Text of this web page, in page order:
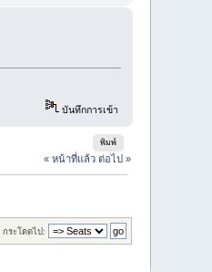
บันทึกการเข้า
พิมพ์
« หน้าที่แล้ว ต่อไป »
กระโดดไป: